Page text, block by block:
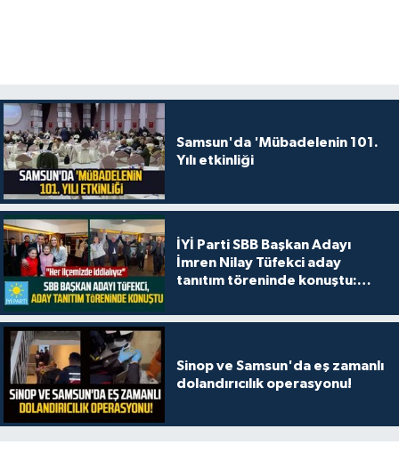
Samsun'da 'Mübadelenin 101.
Yılı etkinliği
İYİ Parti SBB Başkan Adayı
İmren Nilay Tüfekci aday
tanıtım töreninde konuştu:
Sinop ve Samsun'da eş zamanlı
dolandırıcılık operasyonu!